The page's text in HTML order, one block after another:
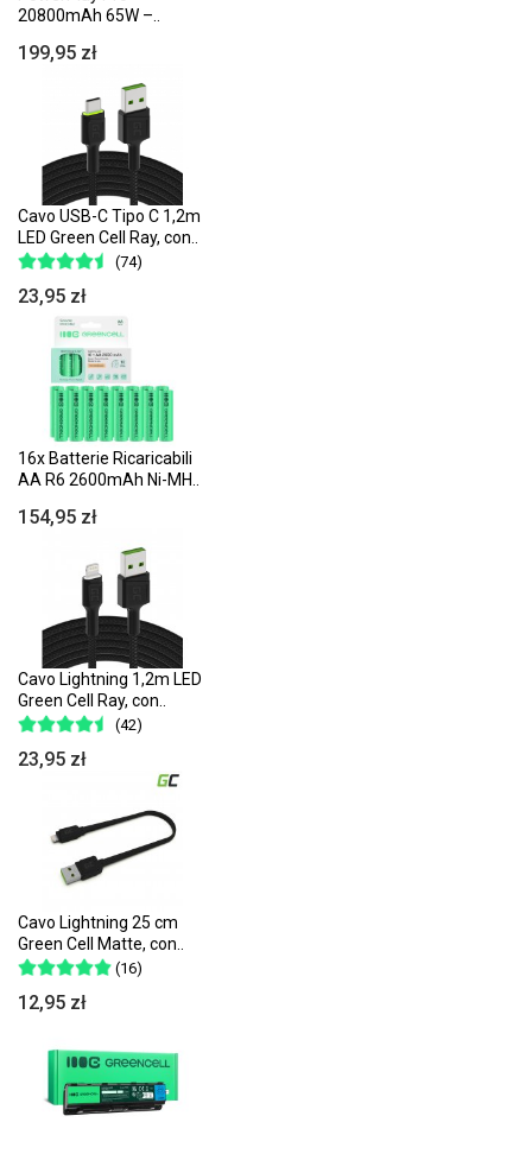
20800mAh 65W –..
199,95 zł
Cavo USB-C Tipo C 1,2m
LED Green Cell Ray, con..
(74)
23,95 zł
16x Batterie Ricaricabili
AA R6 2600mAh Ni-MH..
154,95 zł
Cavo Lightning 1,2m LED
Green Cell Ray, con..
(42)
23,95 zł
Cavo Lightning 25 cm
Green Cell Matte, con..
(16)
12,95 zł